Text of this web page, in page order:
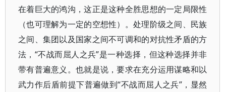
在着巨大的鸿沟，这正是这种全胜思想的一定局限性
（也可理解为一定的空想性）。处理阶级之间、民族
之间、集团以及国家之间不可调和的对抗性矛盾的方
法，“不战而屈人之兵”是一种选择，但这种选择并非
带有普遍意义。也就是说，要求在充分运用谋略和以
武力作后盾前提下普遍做到“不战而屈人之兵”，显然